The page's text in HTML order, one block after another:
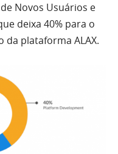
Novos Usuários e
deixa 40% para o
plataforma ALAX.